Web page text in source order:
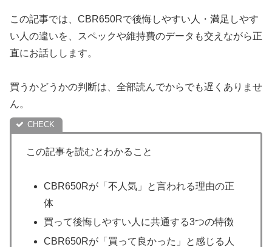
この記事では、CBR650Rで後悔しやすい人・満足しやす
い人の違いを、スペックや維持費のデータも交えながら正
直にお話しします。
買うかどうかの判断は、全部読んでからでも遅くありませ
ん。
この記事を読むとわかること
CBR650Rが「不人気」と言われる理由の正
体
買って後悔しやすい人に共通する3つの特徴
CBR650Rが「買って良かった」と感じる人